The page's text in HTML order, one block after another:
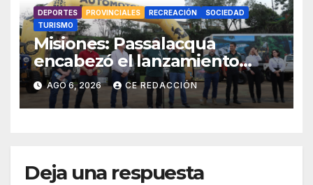
DEPORTES PROVINCIALES RECREACIÓN
SOCIEDAD
TURISMO
Misiones: Passalacqua
encabezó el lanzamiento
provincial del 19° Jeep Fest y
llamó a vivir la experiencia en
San Vicente
AGO 6, 2026 CE REDACCIÓN
Deja una respuesta